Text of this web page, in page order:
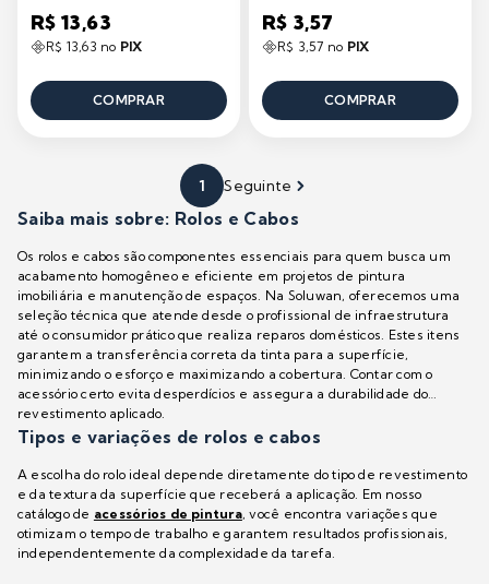
R$ 13,63
R$ 13,63 no PIX
COMPRAR
R$ 3,57
R$ 3,57 no PIX
COMPRAR
Saiba mais sobre: Rolos e Cabos
Os rolos e cabos são componentes essenciais para quem busca um
acabamento homogêneo e eficiente em projetos de pintura
imobiliária e manutenção de espaços. Na Soluwan, oferecemos uma
seleção técnica que atende desde o profissional de infraestrutura
até o consumidor prático que realiza reparos domésticos. Estes itens
garantem a transferência correta da tinta para a superfície,
minimizando o esforço e maximizando a cobertura. Contar com o
acessório certo evita desperdícios e assegura a durabilidade do
revestimento aplicado.
Tipos e variações de rolos e cabos
A escolha do rolo ideal depende diretamente do tipo de revestimento
e da textura da superfície que receberá a aplicação. Em nosso
catálogo de acessórios de pintura, você encontra variações que
otimizam o tempo de trabalho e garantem resultados profissionais,
independentemente da complexidade da tarefa.
1 Seguinte